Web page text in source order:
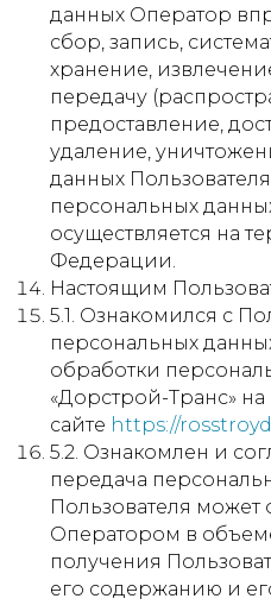
данных Оператор
сбор, запись,
хранение,
передачу
предоставление,
удаление,
данных
персональных
осуществляется на
Федерации.
Настоящим
5.1. Ознакомился с
персональных
обработки
«Дорстрой-Транс» на
сайте https://
5.2. Ознакомлен и
передача
Пользователя может
Оператором в
получения
его содержанию и